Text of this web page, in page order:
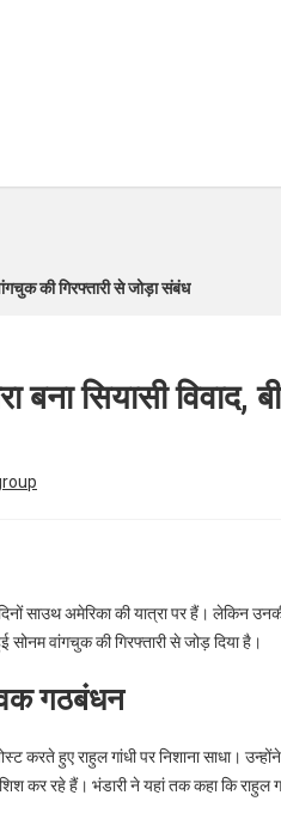
की गिरफ्तारी से जोड़ा संबंध
बना सियासी विवाद,
साउथ अमेरिका की यात्रा पर हैं। लेकिन
वांगचुक की गिरफ्तारी से जोड़ दिया है।
गठबंधन
करते हुए राहुल गांधी पर निशाना साधा।
कर रहे हैं। भंडारी ने यहां तक कहा कि राहुल